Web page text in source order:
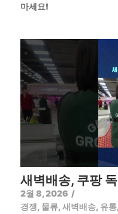
마세요!
새벽배송, 쿠팡
2월 8, 2026 /
경쟁, 물류, 새벽배송, 유통,